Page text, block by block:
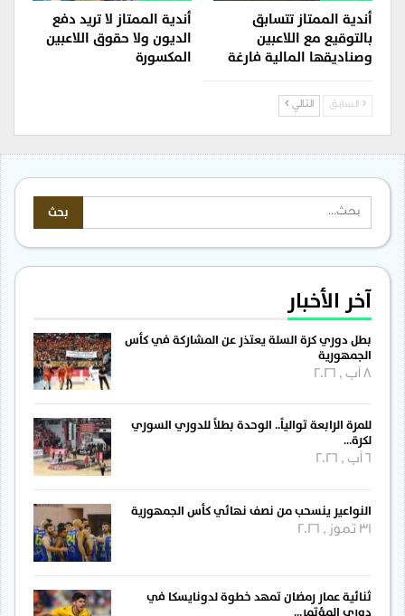
أندية الممتاز تتسابق
بالتوقيع مع اللاعبين
وصناديقها المالية فارغة
أندية الممتاز لا تريد دفع
الديون ولا حقوق اللاعبين
المكسورة
السابق التالي
آخر الأخبار
بطل دوري كرة السلة يعتذر عن المشاركة في كأس
الجمهورية
للمرة الرابعة توالياً.. الوحدة بطلاً للدوري السوري
لكرة…
النواعير ينسحب من نصف نهائي كأس الجمهورية
31 تموز , 2026
ثنائية عمار رمضان تمهد خطوة لدونايسكا في
دوري المؤتمر…